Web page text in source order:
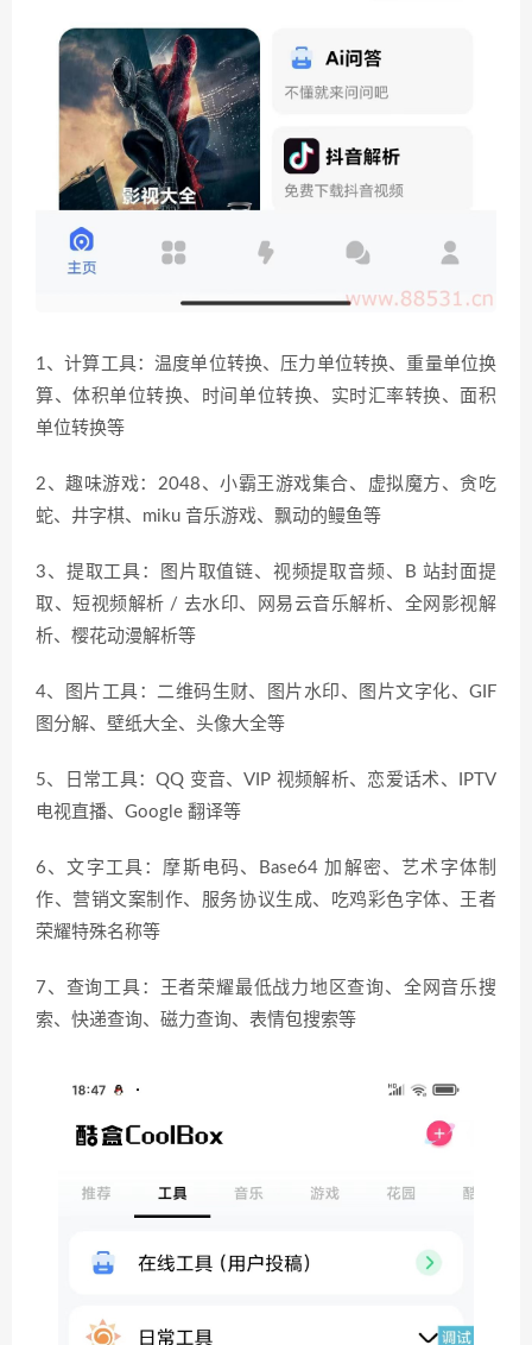
1、计算工具：温度单位转换、压力单位转换、重量单位换
算、体积单位转换、时间单位转换、实时汇率转换、面积
单位转换等
2、趣味游戏：2048、小霸王游戏集合、虚拟魔方、贪吃
蛇、井字棋、miku 音乐游戏、飘动的鳗鱼等
3、提取工具：图片取值链、视频提取音频、B 站封面提
取、短视频解析 / 去水印、网易云音乐解析、全网影视解
析、樱花动漫解析等
4、图片工具：二维码生财、图片水印、图片文字化、GIF
图分解、壁纸大全、头像大全等
5、日常工具：QQ 变音、VIP 视频解析、恋爱话术、IPTV
电视直播、Google 翻译等
6、文字工具：摩斯电码、Base64 加解密、艺术字体制
作、营销文案制作、服务协议生成、吃鸡彩色字体、王者
荣耀特殊名称等
7、查询工具：王者荣耀最低战力地区查询、全网音乐搜
索、快递查询、磁力查询、表情包搜索等